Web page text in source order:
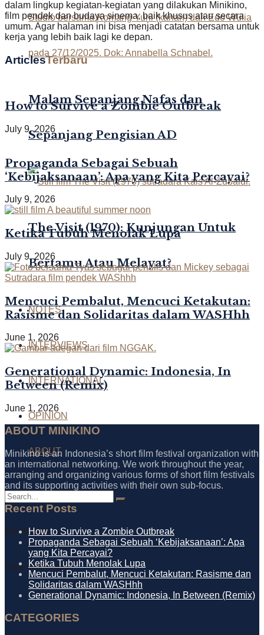
Malam Sepanjang Nafas dan
Sepanjang Pengisian AD
The Visit (1970): Kunjungan Untuk
Bertamu Atau Melayat?
NOTES
INTERVIEWS
INTERNATIONAL
OPINION
ABOUT
No Result
View All Result
dalam lingkup kegiatan-kegiatan yang dilakukan Minikino,
film pendek dan budaya sinema, baik khusus atau secara
umum. Agar halaman ini bisa menjadi catatan bersama untuk
kerja yang lebih baik lagi ke depan.
ArticlesTerbaru
How to Survive a Zombie Outbreak
July 9, 2026
Propaganda Sebagai Sebuah
‘Kebijaksanaan’: Apa yang Kita Percayai?
July 9, 2026
Ketika Tubuh Menolak Lupa
July 9, 2026
Mencuci Pembalut, Mencuci Ketakutan:
Rasisme dan Solidaritas dalam WASHhh
June 1, 2026
Generational Dynamic: Indonesia, In
Between (Remix)
June 1, 2026
ABOUT MINIKINO
Minikino is an Indonesia’s short film festival organization with
an international networking. We work throughout the year,
arranging and organizing various forms of short film festivals
and its supporting activities with their own sub-focus.
Recent Posts
How to Survive a Zombie Outbreak
Propaganda Sebagai Sebuah ‘Kebijaksanaan’: Apa
yang Kita Percayai?
Ketika Tubuh Menolak Lupa
Mencuci Pembalut, Mencuci Ketakutan: Rasisme dan
Solidaritas dalam WASHhh
Generational Dynamic: Indonesia, In Between (Remix)
CATEGORIES